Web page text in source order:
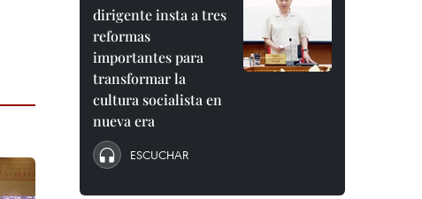
dirigente insta a tres
reformas
importantes para
transformar la
cultura socialista en
nueva era
ESCUCHAR